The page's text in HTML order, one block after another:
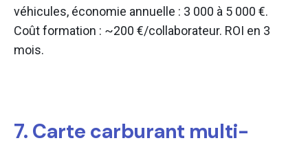
véhicules, économie annuelle : 3 000 à 5 000 €.
Coût formation : ~200 €/collaborateur. ROI en 3
mois.
7. Carte carburant multi-